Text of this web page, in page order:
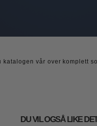
katalogen vår over komplett
DU VIL OGSÅ LIKE